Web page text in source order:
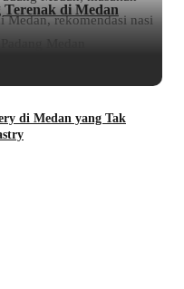
Terenak di Medan
di Medan yang Tak